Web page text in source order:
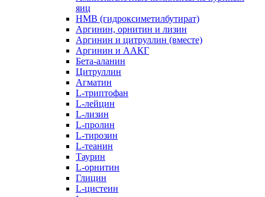
яиц
HMB (гидроксиметилбутират)
Аргинин, орнитин и лизин
Аргинин и цитруллин (вместе)
Аргинин и ААКГ
Бета-аланин
Цитруллин
Агматин
L-триптофан
L-лейцин
L-лизин
L-пролин
L-тирозин
L-теанин
Таурин
L-орнитин
Глицин
L-цистеин